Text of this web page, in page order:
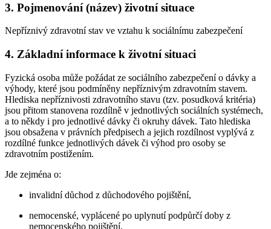
3. Pojmenování (název) životní situace
Nepříznivý zdravotní stav ve vztahu k sociálnímu zabezpečení
4. Základní informace k životní situaci
Fyzická osoba může požádat ze sociálního zabezpečení o dávky a
výhody, které jsou podmíněny nepříznivým zdravotním stavem.
Hlediska nepříznivosti zdravotního stavu (tzv. posudková kritéria)
jsou přitom stanovena rozdílně v jednotlivých sociálních systémech,
a to někdy i pro jednotlivé dávky či okruhy dávek. Tato hlediska
jsou obsažena v právních předpisech a jejich rozdílnost vyplývá z
rozdílné funkce jednotlivých dávek či výhod pro osoby se
zdravotním postižením.
Jde zejména o:
invalidní důchod z důchodového pojištění,
nemocenské, vyplácené po uplynutí podpůrčí doby z
nemocenského pojištění,